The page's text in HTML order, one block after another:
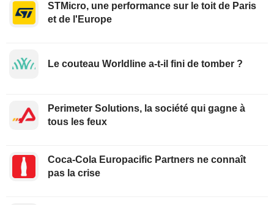
STMicro, une performance sur le toit de Paris
et de l'Europe
Le couteau Worldline a-t-il fini de tomber ?
Perimeter Solutions, la société qui gagne à
tous les feux
Coca-Cola Europacific Partners ne connaît
pas la crise